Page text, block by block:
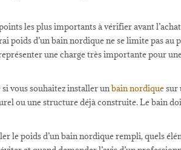
les plus importants à vérifier avant
poids d’un bain nordique ne se limite pas
une charge très importante pour
vous souhaitez installer unbain nordiquesur
ou une structure déjà construite. Le bain
le poids d’un bain nordique rempli, quels